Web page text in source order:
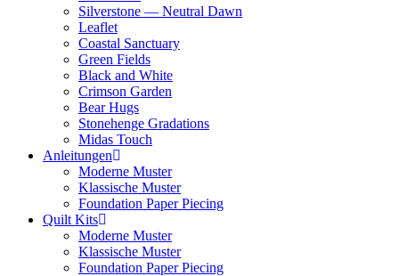
Silverstone — Neutral Dawn
Leaflet
Coastal Sanctuary
Green Fields
Black and White
Crimson Garden
Bear Hugs
Stonehenge Gradations
Midas Touch
Anleitungen
Moderne Muster
Klassische Muster
Foundation Paper Piecing
Quilt Kits
Moderne Muster
Klassische Muster
Foundation Paper Piecing